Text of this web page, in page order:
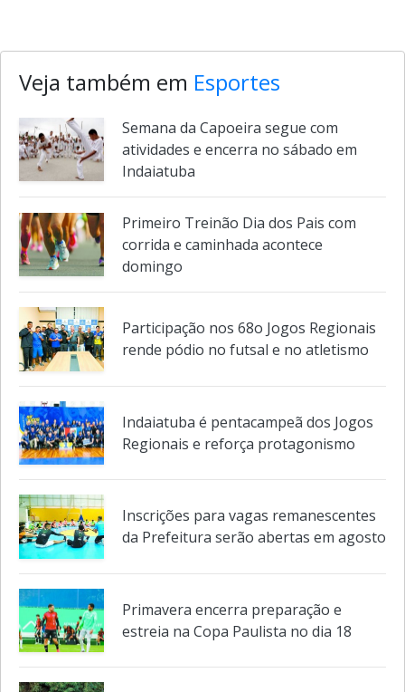
Veja também em Esportes
Semana da Capoeira segue com
atividades e encerra no sábado em
Primeiro Treinão Dia dos Pais com
corrida e caminhada acontece
domingo
Participação nos 68o Jogos Regionais
rende pódio no futsal e no atletismo
Indaiatuba é pentacampeã dos Jogos
Regionais e reforça protagonismo
Inscrições para vagas remanescentes
da Prefeitura serão abertas em agosto
Primavera encerra preparação e
estreia na Copa Paulista no dia 18